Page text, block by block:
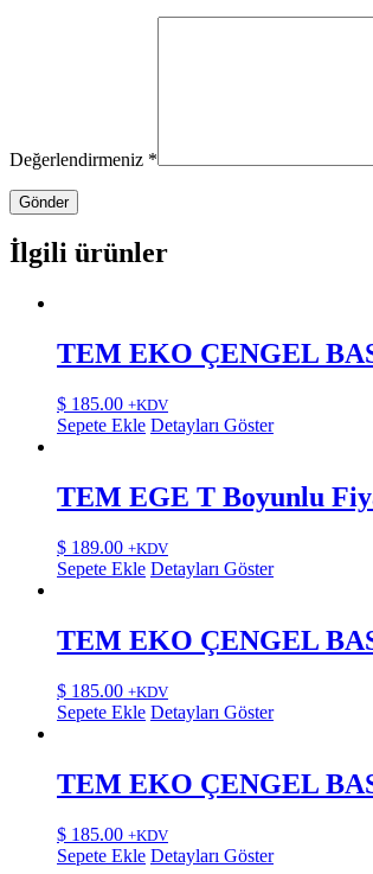
Değerlendirmeniz *
İlgili ürünler
TEM EKO ÇENGEL
$ 185.00 +KDV
Sepete Ekle Detayları Göster
TEM EGE T Boyunlu
$ 189.00 +KDV
Sepete Ekle Detayları Göster
TEM EKO ÇENGEL
$ 185.00 +KDV
Sepete Ekle Detayları Göster
TEM EKO ÇENGEL
$ 185.00 +KDV
Sepete Ekle Detayları Göster